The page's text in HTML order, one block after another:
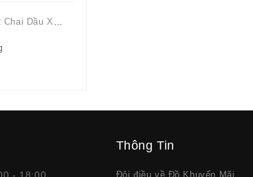
Combo 2 Chai Dầu Xả Rejoice 3IN1 Siêu Mềm Mượt Chai 60ML
Thông Tin
Đôi điều về Đồ Khuyến Mãi